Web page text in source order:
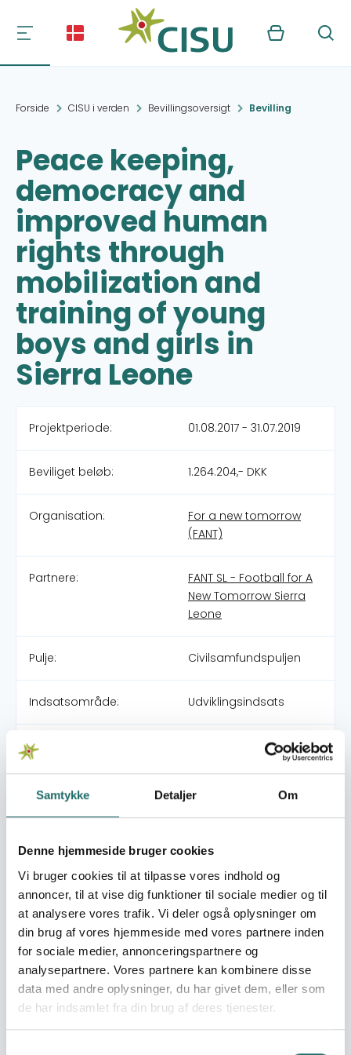
Samtykke Detaljer Om
Denne hjemmeside bruger cookies
Vi bruger cookies til at tilpasse vores indhold og
annoncer, til at vise dig funktioner til sociale medier og til
at analysere vores trafik. Vi deler også oplysninger om
din brug af vores hjemmeside med vores partnere inden
for sociale medier, annonceringspartnere og
analysepartnere. Vores partnere kan kombinere disse
data med andre oplysninger, du har givet dem, eller som
de har indsamlet fra din brug af deres tjenester.
Kurv Søg
Forside CISU i verden Bevillingsoversigt Bevilling
Peace keeping,
democracy and
improved human
rights through
mobilization and
training of young
boys and girls in
Sierra Leone
Projektperiode: 01.08.2017 - 31.07.2019
Beviliget beløb: 1.264.204,- DKK
Organisation:
For a new tomorrow
(FANT)
Partnere:
FANT SL - Football for A
New Tomorrow Sierra
Leone
Pulje: Civilsamfundspuljen
Indsatsområde: Udviklingsindsats
Indsatser foregår i:
Overordnede mål
Improved living conditions and human rights among
coherent civil society in Sierra Leone
Umiddelbare mål
There are 2 specific objectives in the project: 1. Girls in 10
communities are organised and educated in human
rights 2. Marginalized boys are included more effectively
in society
Målgrupper
There are 4 target groups, 2 for each specific objective.
Concerning specific objective 1: Primary target group